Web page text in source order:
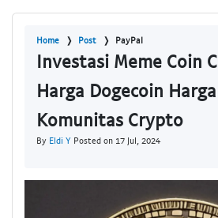
Home Post PayPal
Investasi Meme Coin
Harga Dogecoin
Komunitas Crypto
By Eldi Y Posted on 17 Jul, 2024